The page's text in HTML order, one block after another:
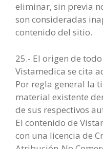
eliminar, sin previa
son consideradas
contenido del sitio.
25.- El origen de
Vistamedica se cita
Por regla general la
material existente
de sus respectivos
El contenido de
con una licencia de